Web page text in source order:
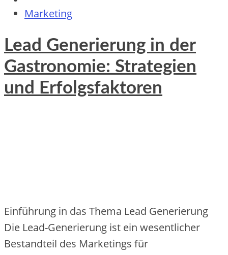
Marketing
Lead Generierung in der
Gastronomie: Strategien
und Erfolgsfaktoren
Einführung in das Thema Lead Generierung
Die Lead-Generierung ist ein wesentlicher
Bestandteil des Marketings für